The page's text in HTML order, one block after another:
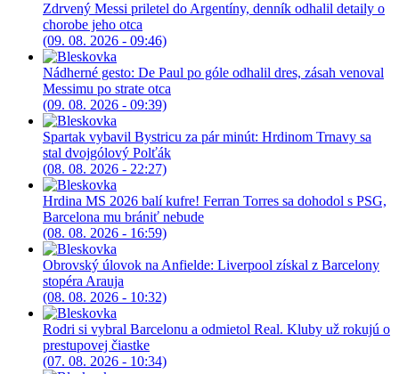
Zdrvený Messi priletel do Argentíny, denník odhalil detaily o
chorobe jeho otca
(09. 08. 2026 - 09:46)
Nádherné gesto: De Paul po góle odhalil dres, zásah venoval
Messimu po strate otca
(09. 08. 2026 - 09:39)
Spartak vybavil Bystricu za pár minút: Hrdinom Trnavy sa
stal dvojgólový Polťák
(08. 08. 2026 - 22:27)
Hrdina MS 2026 balí kufre! Ferran Torres sa dohodol s PSG,
Barcelona mu brániť nebude
(08. 08. 2026 - 16:59)
Obrovský úlovok na Anfielde: Liverpool získal z Barcelony
stopéra Arauja
(08. 08. 2026 - 10:32)
Rodri si vybral Barcelonu a odmietol Real. Kluby už rokujú o
prestupovej čiastke
(07. 08. 2026 - 10:34)